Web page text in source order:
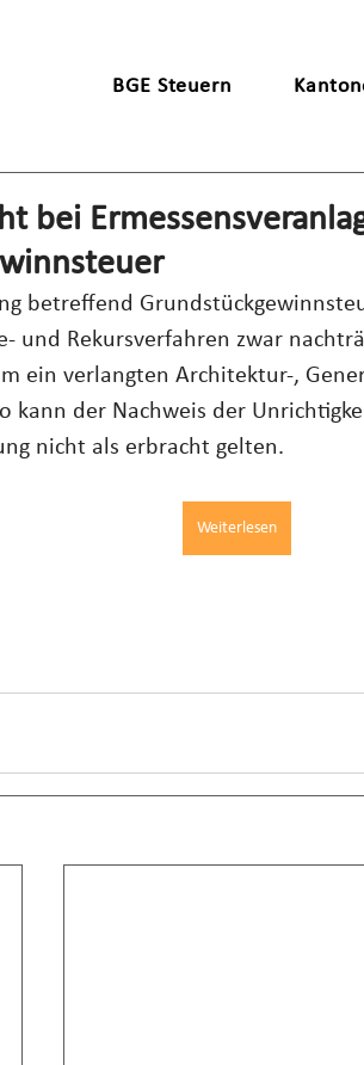
BGE Steuern
bei
betreffend
und Rekursverfahren zwar
ein verlangten Architektur-,
kann der Nachweis der
nicht als erbracht gelten.
Weiterlesen